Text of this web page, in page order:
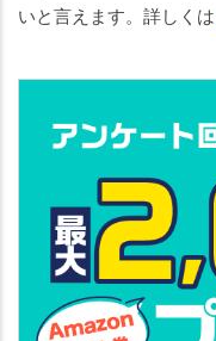
いと言えます。詳しくは